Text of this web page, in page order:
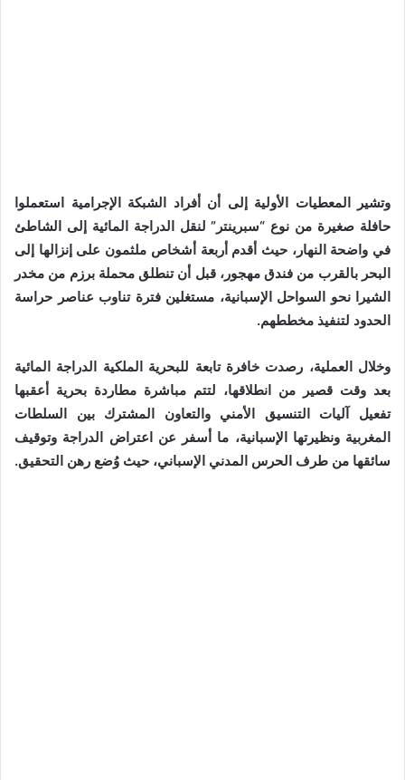
وتشير المعطيات الأولية إلى أن أفراد الشبكة الإجرامية استعملوا
حافلة صغيرة من نوع “سبرينتر” لنقل الدراجة المائية إلى الشاطئ
في واضحة النهار، حيث أقدم أربعة أشخاص ملثمون على إنزالها إلى
البحر بالقرب من فندق مهجور، قبل أن تنطلق محملة برزم من مخدر
الشيرا نحو السواحل الإسبانية، مستغلين فترة تناوب عناصر حراسة
الحدود لتنفيذ مخططهم.
وخلال العملية، رصدت خافرة تابعة للبحرية الملكية الدراجة المائية
بعد وقت قصير من انطلاقها، لتتم مباشرة مطاردة بحرية أعقبها
تفعيل آليات التنسيق الأمني والتعاون المشترك بين السلطات
المغربية ونظيرتها الإسبانية، ما أسفر عن اعتراض الدراجة وتوقيف
سائقها من طرف الحرس المدني الإسباني، حيث وُضع رهن التحقيق.